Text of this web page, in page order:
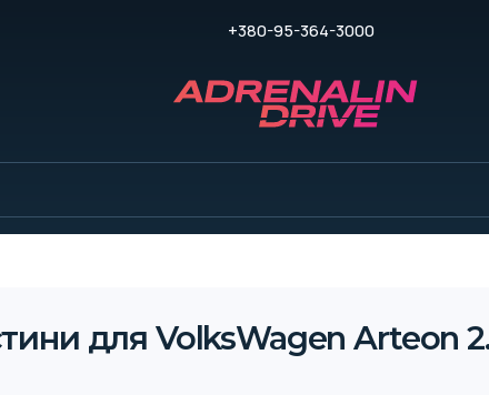
+380-95-364-3000
для VolksWagen Arteon